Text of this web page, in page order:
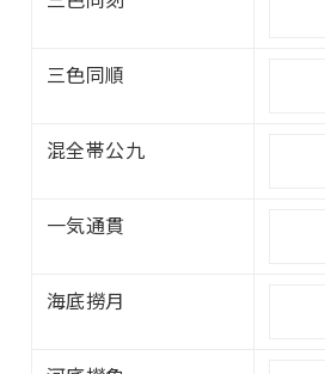
三色同順
混全帯公九
一気通貫
海底撈月